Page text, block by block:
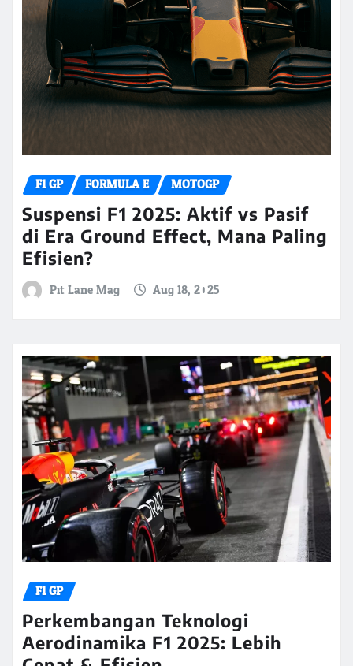
F1 GP FORMULA E MOTOGP
Suspensi F1 2025: Aktif vs Pasif
di Era Ground Effect, Mana Paling
Efisien?
Pit Lane Mag Aug 18, 2025
F1 GP
Perkembangan Teknologi
Aerodinamika F1 2025: Lebih